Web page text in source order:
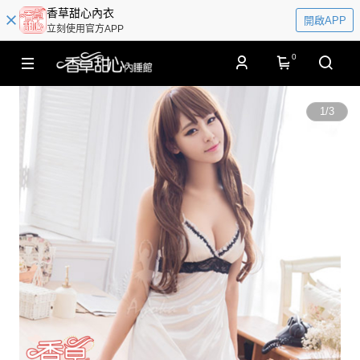
香草甜心內衣
立刻使用官方APP
開啟APP
0
1/3